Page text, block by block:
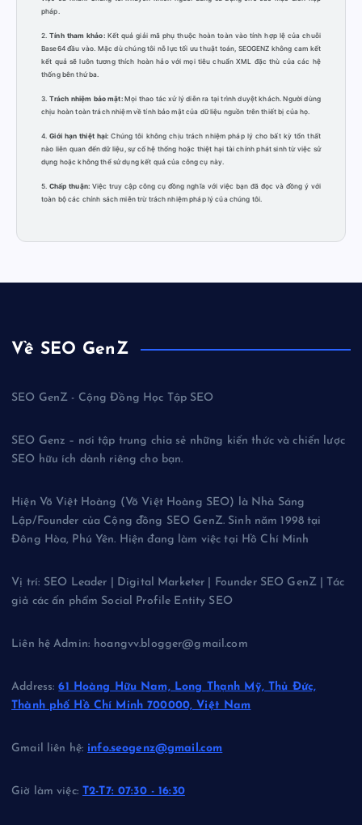
pháp.
2.Tính tham khảo:Kết quả giải mã phụ thuộc hoàn toàn vào tính hợp lệ của chuỗi
Base64 đầu vào. Mặc dù chúng tôi nỗ lực tối ưu thuật toán, SEOGENZ không cam kết
kết quả sẽ luôn tương thích hoàn hảo với mọi tiêu chuẩn XML đặc thù của các hệ
thống bên thứ ba.
3. Trách nhiệm bảo mật:Mọi thao tác xử lý diễn ra tại trình duyệt khách. Người dùng
chịu hoàn toàn trách nhiệm về tính bảo mật của dữ liệu nguồn trên thiết bị của họ.
4.Giới hạn thiệt hại: Chúng tôi không chịu trách nhiệm pháp lý cho bất kỳ tổn thất
nào liên quan đến dữ liệu, sự cố hệ thống hoặc thiệt hại tài chính phát sinh từ việc sử
dụng hoặc không thể sử dụng kết quả của công cụ này.
5. Chấp thuận:Việc truy cập công cụ đồng nghĩa với việc bạn đã đọc và đồng ý với
toàn bộ các chính sách miễn trừ trách nhiệm pháp lý của chúng tôi.
Về SEO GenZ
SEO GenZ - Cộng Đồng Học Tập SEO
SEO Genz – nơi tập trung chia sẻ những kiến thức và chiến lược
SEO hữu ích dành riêng cho bạn.
Hiện Võ Việt Hoàng (Võ Việt Hoàng SEO) là Nhà Sáng
Lập/Founder của Cộng đồng SEO GenZ. Sinh năm 1998 tại
Đông Hòa, Phú Yên. Hiện đang làm việc tại Hồ Chí Minh
Vị trí: SEO Leader | Digital Marketer | Founder SEO GenZ | Tác
giả các ấn phẩm Social Profile Entity SEO
Liên hệ Admin: hoangvv.blogger@gmail.com
Address:61 Hoàng Hữu Nam, Long Thạnh Mỹ, Thủ Đức,
Thành phố Hồ Chí Minh 700000, Việt Nam
Gmail liên hệ: info.seogenz@gmail.com
Giờ làm việc:T2-T7: 07:30 - 16:30